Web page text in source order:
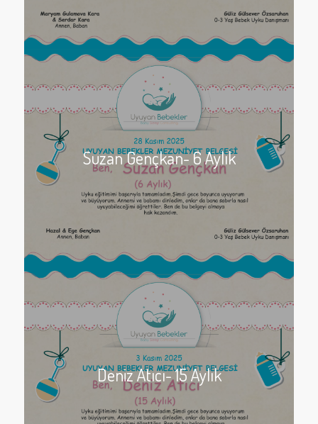
Suzan Gençkan- 6 Aylık
Deniz Atıcı- 15 Aylık